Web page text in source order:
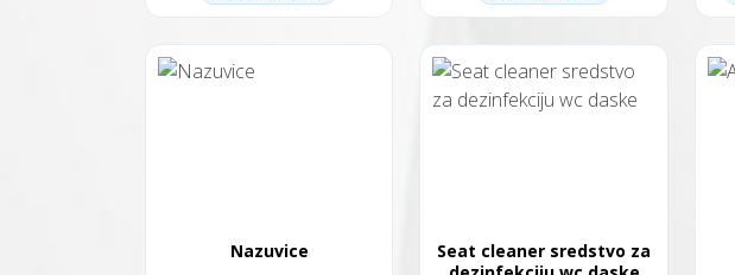
Nazuvice
Seat cleaner sredstvo za